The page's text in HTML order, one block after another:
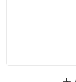
型」のご滞在を提
何卒ご理解とご